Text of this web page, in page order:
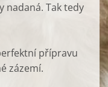
nadaná. Tak tedy
přípravu
zázemí.